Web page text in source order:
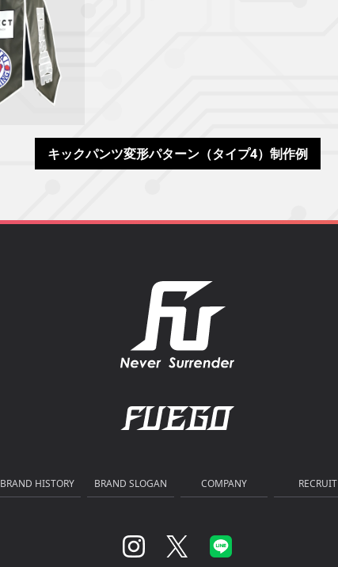
キックパンツ変形パターン（タイプ4）制作例
BRAND HISTORY BRAND SLOGAN COMPANY RECRUIT